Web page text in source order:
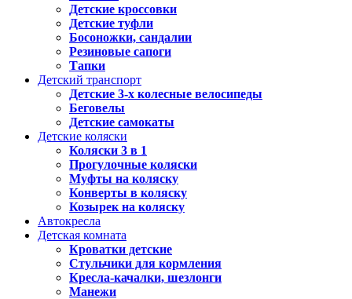
Детские кроссовки
Детские туфли
Босоножки, сандалии
Резиновые сапоги
Тапки
Детский транспорт
Детские 3-х колесные велосипеды
Беговелы
Детские самокаты
Детские коляски
Коляски 3 в 1
Прогулочные коляски
Муфты на коляску
Конверты в коляску
Козырек на коляску
Автокресла
Детская комната
Кроватки детские
Стульчики для кормления
Кресла-качалки, шезлонги
Манежи